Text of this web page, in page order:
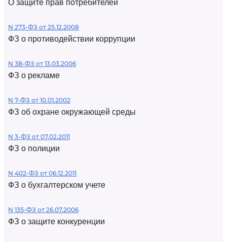
О защите прав потребителей
N 273-ФЗ от 25.12.2008
ФЗ о противодействии коррупции
N 38-ФЗ от 13.03.2006
ФЗ о рекламе
N 7-ФЗ от 10.01.2002
ФЗ об охране окружающей среды
N 3-ФЗ от 07.02.2011
ФЗ о полиции
N 402-ФЗ от 06.12.2011
ФЗ о бухгалтерском учете
N 135-ФЗ от 26.07.2006
ФЗ о защите конкуренции